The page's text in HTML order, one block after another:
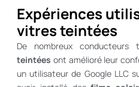
Expériences
vitres teintées
De nombreux conducteurs
teintées ont amélioré leur
un utilisateur de Google LLC